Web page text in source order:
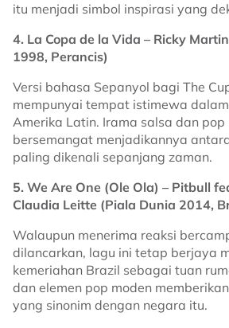
itu menjadi simbol inspirasi yang
4. La Copa de la Vida – Ricky
1998, Perancis)
Versi bahasa Sepanyol bagi The
mempunyai tempat istimewa
Amerika Latin. Irama salsa dan
bersemangat menjadikannya
paling dikenali sepanjang zaman.
5. We Are One (Ole Ola) – Pitbull
Claudia Leitte (Piala Dunia 2014,
Walaupun menerima reaksi
dilancarkan, lagu ini tetap berjaya
kemeriahan Brazil sebagai tuan
dan elemen pop moden
yang sinonim dengan negara itu.